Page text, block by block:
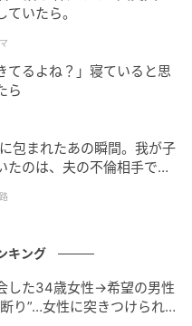
いたら。
るよね？」寝ていると思
ら
まれたあの瞬間。我が子
たのは、夫の不倫相手でし
キング
した34歳女性→希望の男性
り”…女性に突きつけられた